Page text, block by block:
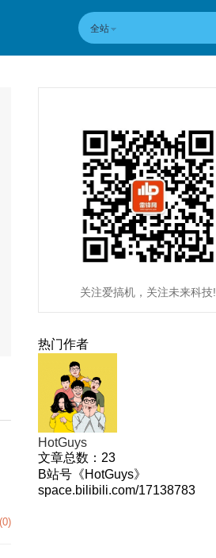
全站
(0)
关注爱搞机，关注未来科技!
热门作者
HotGuys
文章总数： 23
B站号《HotGuys》
space.bilibili.com/17138783